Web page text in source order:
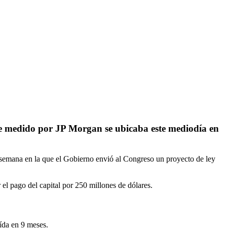
por JP Morgan se ubicaba este mediodía en
en la que el Gobierno envió al Congreso un proyecto de ley
pago del capital por 250 millones de dólares.
en 9 meses.